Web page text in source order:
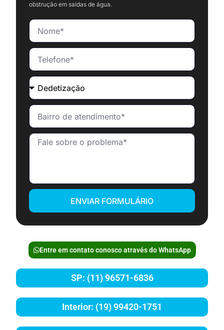
obstrução em saídas de água.
ENVIAR FORMULÁRIO
Entre em contato conosco através do WhatsApp
SP: (11) 96571-6836
Interior: (19) 99420-1751